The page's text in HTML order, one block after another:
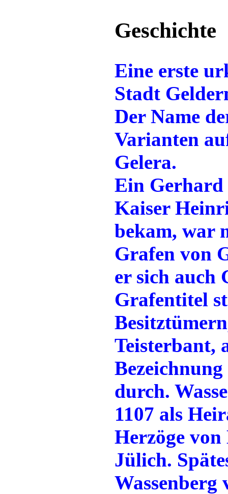
Geschichte
Eine erste
Stadt
Der Name
Varianten
Gelera.
Ein Gerhard
Kaiser
bekam, war
Grafen von
er sich auch
Grafentitel
Teisterbant,
durch.
1107 als
Herzöge
Jülich.